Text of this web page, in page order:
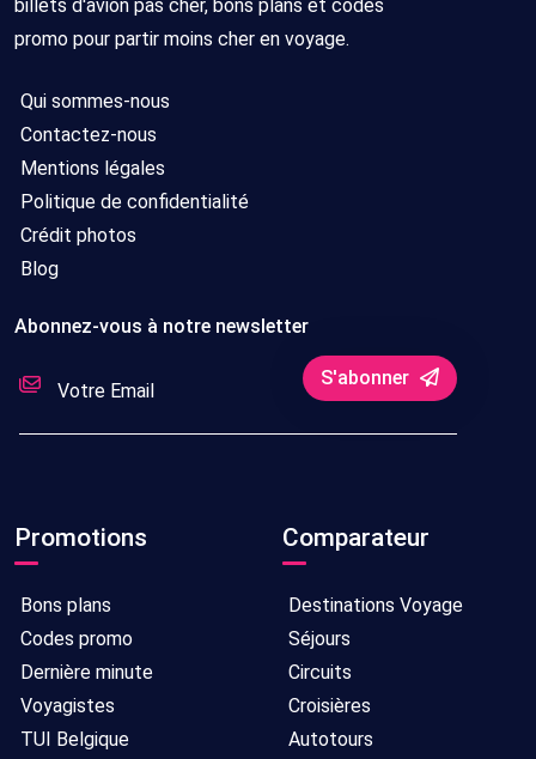
billets d'avion pas cher, bons plans et codes
promo pour partir moins cher en voyage.
Qui sommes-nous
Contactez-nous
Mentions légales
Politique de confidentialité
Crédit photos
Blog
Abonnez-vous à notre newsletter
S'abonner
Promotions
Bons plans
Codes promo
Dernière minute
Voyagistes
TUI Belgique
Comparateur
Destinations Voyage
Séjours
Circuits
Croisières
Autotours